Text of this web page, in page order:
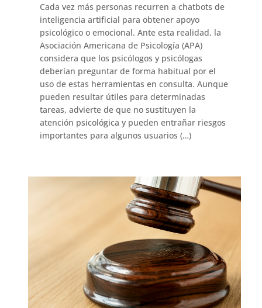
Cada vez más personas recurren a chatbots de
inteligencia artificial para obtener apoyo
psicológico o emocional. Ante esta realidad, la
Asociación Americana de Psicología (APA)
considera que los psicólogos y psicólogas
deberían preguntar de forma habitual por el
uso de estas herramientas en consulta. Aunque
pueden resultar útiles para determinadas
tareas, advierte de que no sustituyen la
atención psicológica y pueden entrañar riesgos
importantes para algunos usuarios (…)